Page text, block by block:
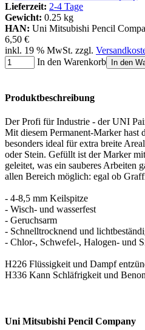
Lieferzeit: 2-4 Tage
Gewicht: 0.25 kg
HAN: Uni Mitsubishi Pencil
6,50 €
inkl. 19 % MwSt. zzgl.
In den Warenkorb
In den
Produktbeschreibung
Der Profi für Industrie - der UNI
Mit diesem Permanent-Marker hast
besonders ideal für extra breite
oder Stein. Gefüllt ist der Marker
geleitet, was ein sauberes
allen Bereich möglich: egal ob
- 4-8,5 mm Keilspitze
- Wisch- und wasserfest
- Geruchsarm
- Schnelltrocknend und
- Chlor-, Schwefel-, Halogen- und
H226 Flüssigkeit und Dampf
H336 Kann Schläfrigkeit und
Uni Mitsubishi Pencil Company